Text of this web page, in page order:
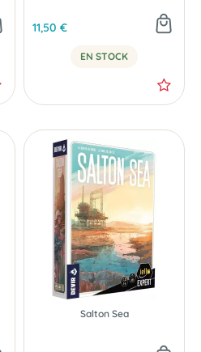
11,50 €
EN STOCK
Salton Sea